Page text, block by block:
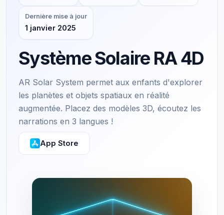
Dernière mise à jour
1 janvier 2025
Système Solaire RA 4D
AR Solar System permet aux enfants d'explorer
les planètes et objets spatiaux en réalité
augmentée. Placez des modèles 3D, écoutez les
narrations en 3 langues !
App Store